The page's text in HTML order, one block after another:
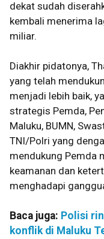
dekat sudah
kembali menerima
miliar.
Diakhir pidatonya,
yang telah
menjadi lebih baik,
strategis Pemda,
Maluku, BUMN,
TNI/Polri yang
mendukung Pemda
keamanan dan
menghadapi
Baca juga: Polisi
konflik di Maluku